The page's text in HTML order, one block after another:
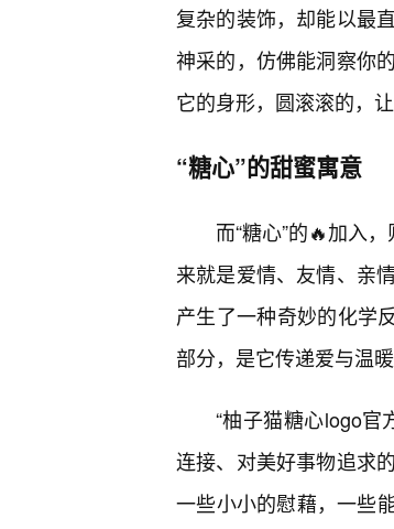
复杂的装饰，却能以最
神采的，仿佛能洞察你
它的身形，圆滚滚的，
“糖心”的甜蜜寓意
而“糖心”的🔥加入
来就是爱情、友情、亲
产生了一种奇妙的化学
部分，是它传递爱与温暖
“柚子猫糖心logo官
连接、对美好事物追求
一些小小的慰藉，一些